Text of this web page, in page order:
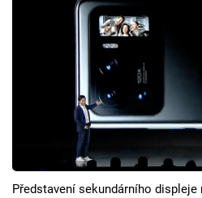
Cool Esport
TV Program
Představení sekundárního